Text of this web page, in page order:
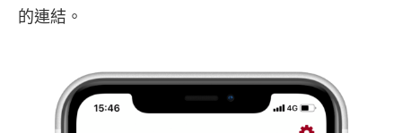
的連結。